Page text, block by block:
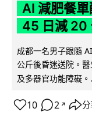
AI 減肥餐
45 日減 20
成都一名男子跟隨
公斤後昏迷送院。
及多器官功能障礙。
10 2 ↗